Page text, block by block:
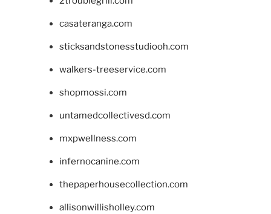
casateranga.com
sticksandstonesstudiooh.com
walkers-treeservice.com
shopmossi.com
untamedcollectivesd.com
mxpwellness.com
infernocanine.com
thepaperhousecollection.com
allisonwillisholley.com